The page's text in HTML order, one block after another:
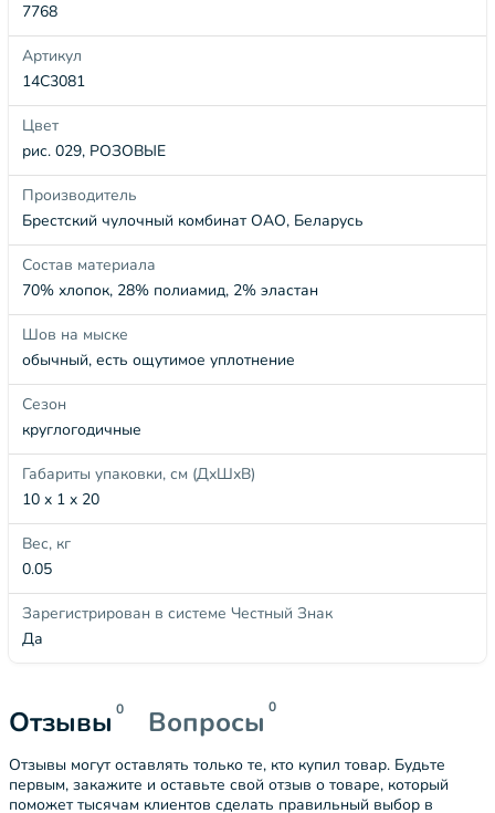
7768
Артикул
14С3081
Цвет
рис. 029, РОЗОВЫЕ
Производитель
Брестский чулочный комбинат ОАО, Беларусь
Состав материала
70% хлопок, 28% полиамид, 2% эластан
Шов на мыске
обычный, есть ощутимое уплотнение
Сезон
круглогодичные
Габариты упаковки, см (ДхШхВ)
10 x 1 x 20
Вес, кг
0.05
Зарегистрирован в системе Честный Знак
Да
Отзывы 0 Вопросы 0
Отзывы могут оставлять только те, кто купил товар. Будьте
первым, закажите и оставьте свой отзыв о товаре, который
поможет тысячам клиентов сделать правильный выбор в